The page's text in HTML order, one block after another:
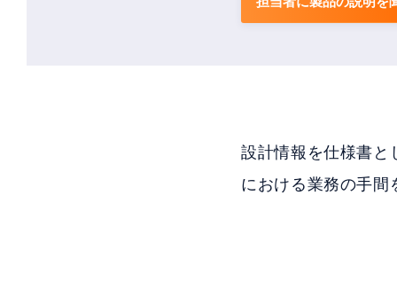
設計情報を仕様書と
における業務の手間